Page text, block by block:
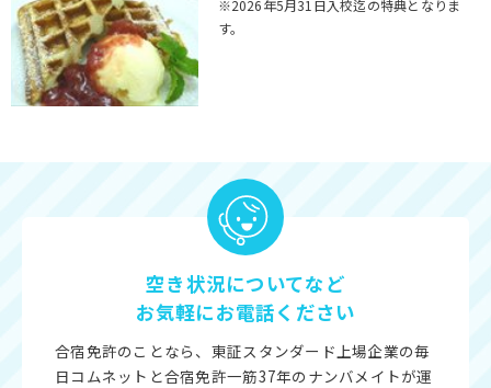
※2026年5月31日入校迄の特典となりま
す。
空き状況についてなど
お気軽にお電話ください
合宿免許のことなら、東証スタンダード上場企業の毎
日コムネットと合宿免許一筋37年のナンバメイトが運